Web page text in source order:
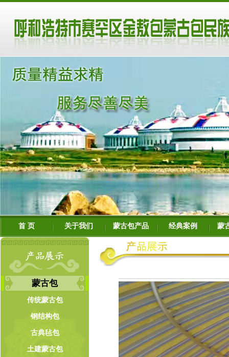
首 页 关于我们 蒙古包产品 经典案例 蒙
蒙古包
传统蒙古包
钢结构包
古典毡包
土建蒙古包